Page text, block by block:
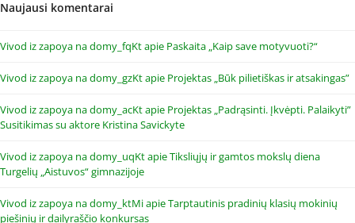
Naujausi komentarai
Vivod iz zapoya na domy_fqKtapie Paskaita „Kaip save motyvuoti?“
Vivod iz zapoya na domy_gzKtapie Projektas „Būk pilietiškas ir atsakingas”
Vivod iz zapoya na domy_acKtapie Projektas „Padrąsinti. Įkvėpti. Palaikyti”
Susitikimas su aktore Kristina Savickyte
Vivod iz zapoya na domy_uqKtapieTiksliųjų ir gamtos mokslų diena
Turgelių „Aistuvos“ gimnazijoje
Vivod iz zapoya na domy_ktMiapieTarptautinis pradinių klasių mokinių
piešinių ir dailyraščio konkursas